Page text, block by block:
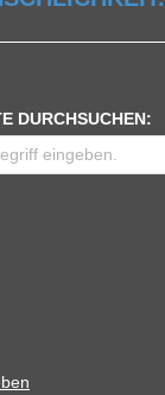
DURCHSUCHEN: